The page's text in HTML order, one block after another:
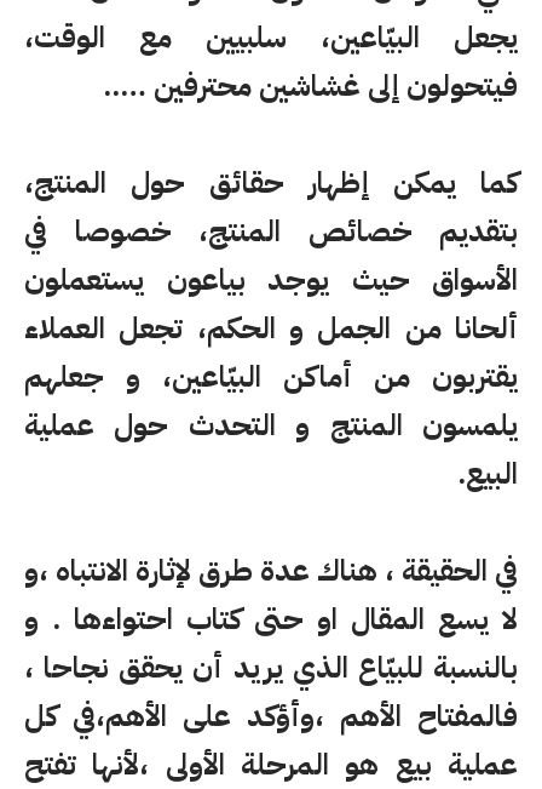
يجعل البيّاعين، سلبيين مع الوقت،
فيتحولون إلى غشاشين محترفين …..
كما يمكن إظهار حقائق حول المنتج،
بتقديم خصائص المنتج، خصوصا في
الأسواق حيث يوجد بياعون يستعملون
ألحانا من الجمل و الحكم، تجعل العملاء
يقتربون من أماكن البيّاعين، و جعلهم
يلمسون المنتج و التحدث حول عملية
البيع.
في الحقيقة ، هناك عدة طرق لإثارة الانتباه ،و
لا يسع المقال او حتى كتاب احتواءها . و
بالنسبة للبيّاع الذي يريد أن يحقق نجاحا ،
فالمفتاح الأهم ،وأؤكد على الأهم،في كل
عملية بيع هو المرحلة الأولى ،لأنها تفتح